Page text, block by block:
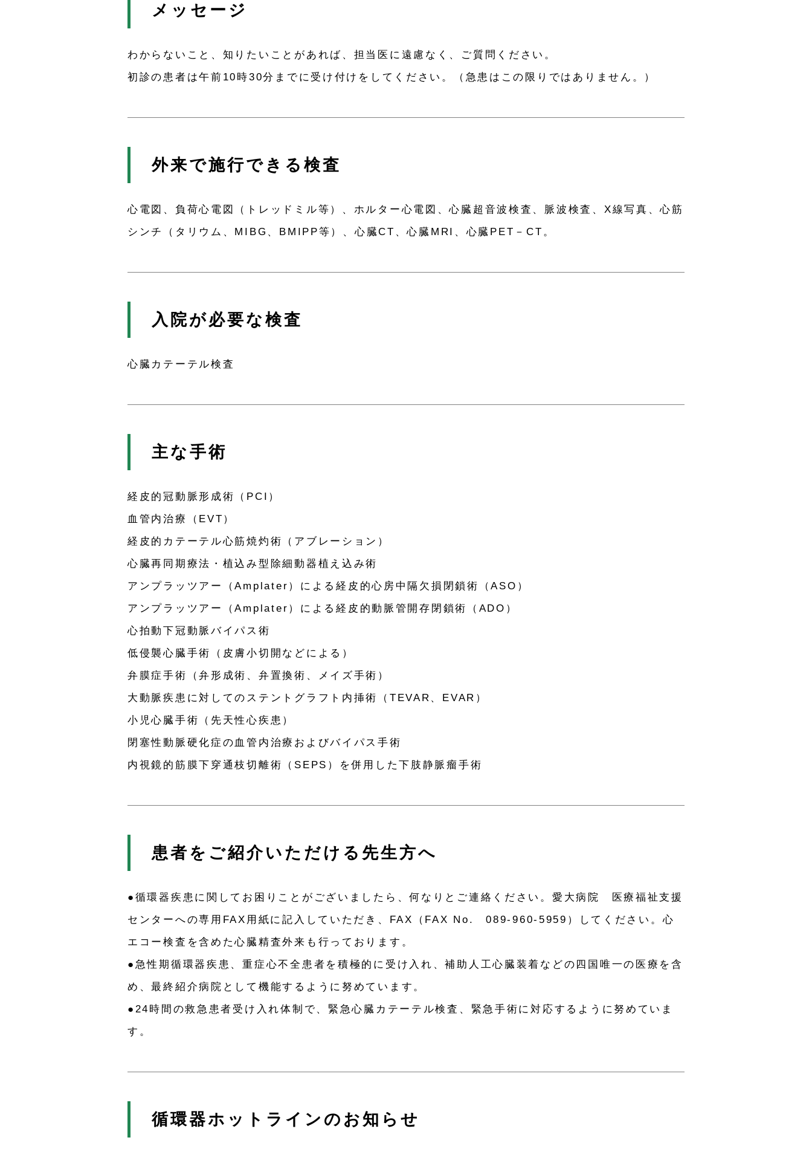
メッセージ
わからないこと、知りたいことがあれば、担当医に遠慮なく、ご質問ください。
初診の患者は午前10時30分までに受け付けをしてください。（急患はこの限りではありません。）
外来で施行できる検査
心電図、負荷心電図（トレッドミル等）、ホルター心電図、心臓超音波検査、脈波検査、X線写真、心筋
シンチ（タリウム、MIBG、BMIPP等）、心臓CT、心臓MRI、心臓PET－CT。
入院が必要な検査
心臓カテーテル検査
主な手術
経皮的冠動脈形成術（PCI）
血管内治療（EVT）
経皮的カテーテル心筋焼灼術（アブレーション）
心臓再同期療法・植込み型除細動器植え込み術
アンプラッツアー（Amplater）による経皮的心房中隔欠損閉鎖術（ASO）
アンプラッツアー（Amplater）による経皮的動脈管開存閉鎖術（ADO）
心拍動下冠動脈バイパス術
低侵襲心臓手術（皮膚小切開などによる）
弁膜症手術（弁形成術、弁置換術、メイズ手術）
大動脈疾患に対してのステントグラフト内挿術（TEVAR、EVAR）
小児心臓手術（先天性心疾患）
閉塞性動脈硬化症の血管内治療およびバイパス手術
内視鏡的筋膜下穿通枝切離術（SEPS）を併用した下肢静脈瘤手術
患者をご紹介いただける先生方へ
●循環器疾患に関してお困りことがございましたら、何なりとご連絡ください。愛大病院 医療福祉支援
センターへの専用FAX用紙に記入していただき、FAX（FAX No. 089-960-5959）してください。心
エコー検査を含めた心臓精査外来も行っております。
●急性期循環器疾患、重症心不全患者を積極的に受け入れ、補助人工心臓装着などの四国唯一の医療を含
め、最終紹介病院として機能するように努めています。
●24時間の救急患者受け入れ体制で、緊急心臓カテーテル検査、緊急手術に対応するように努めていま
す。
循環器ホットラインのお知らせ